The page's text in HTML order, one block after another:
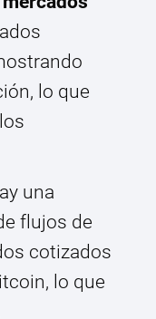
lo que
una
flujos de
cotizados
lo que